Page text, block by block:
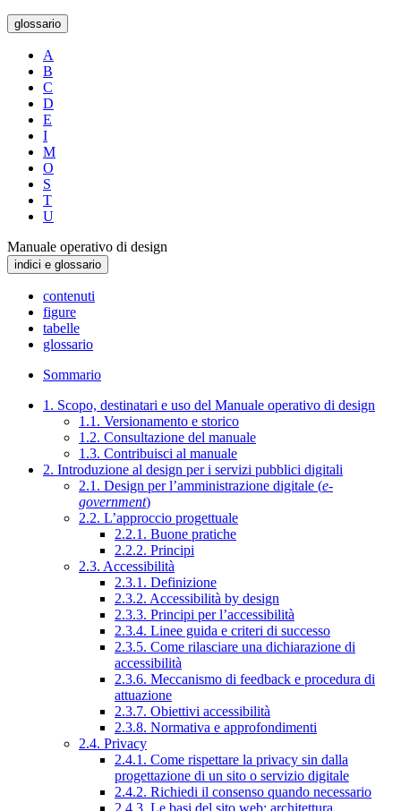
glossario
A
B
C
D
E
I
M
O
S
T
U
Manuale operativo di design
indici e glossario
contenuti
figure
tabelle
glossario
Sommario
1. Scopo, destinatari e uso del Manuale operativo di design
1.1. Versionamento e storico
1.2. Consultazione del manuale
1.3. Contribuisci al manuale
2. Introduzione al design per i servizi pubblici digitali
2.1. Design per l’amministrazione digitale (e-
government)
2.2. L’approccio progettuale
2.2.1. Buone pratiche
2.2.2. Principi
2.3. Accessibilità
2.3.1. Definizione
2.3.2. Accessibilità by design
2.3.3. Principi per l’accessibilità
2.3.4. Linee guida e criteri di successo
2.3.5. Come rilasciare una dichiarazione di
accessibilità
2.3.6. Meccanismo di feedback e procedura di
attuazione
2.3.7. Obiettivi accessibilità
2.3.8. Normativa e approfondimenti
2.4. Privacy
2.4.1. Come rispettare la privacy sin dalla
progettazione di un sito o servizio digitale
2.4.2. Richiedi il consenso quando necessario
2.4.3. Le basi del sito web: architettura,